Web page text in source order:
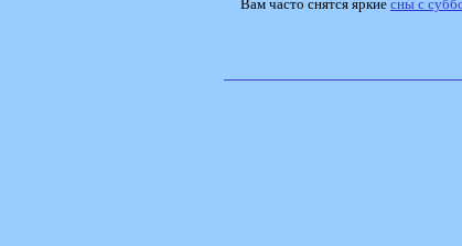
Вам часто снятся яркие сны с